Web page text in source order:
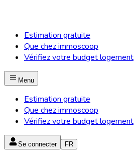
Estimation gratuite
Que chez immoscoop
Vérifiez votre budget logement
Menu
Estimation gratuite
Que chez immoscoop
Vérifiez votre budget logement
Se connecter FR